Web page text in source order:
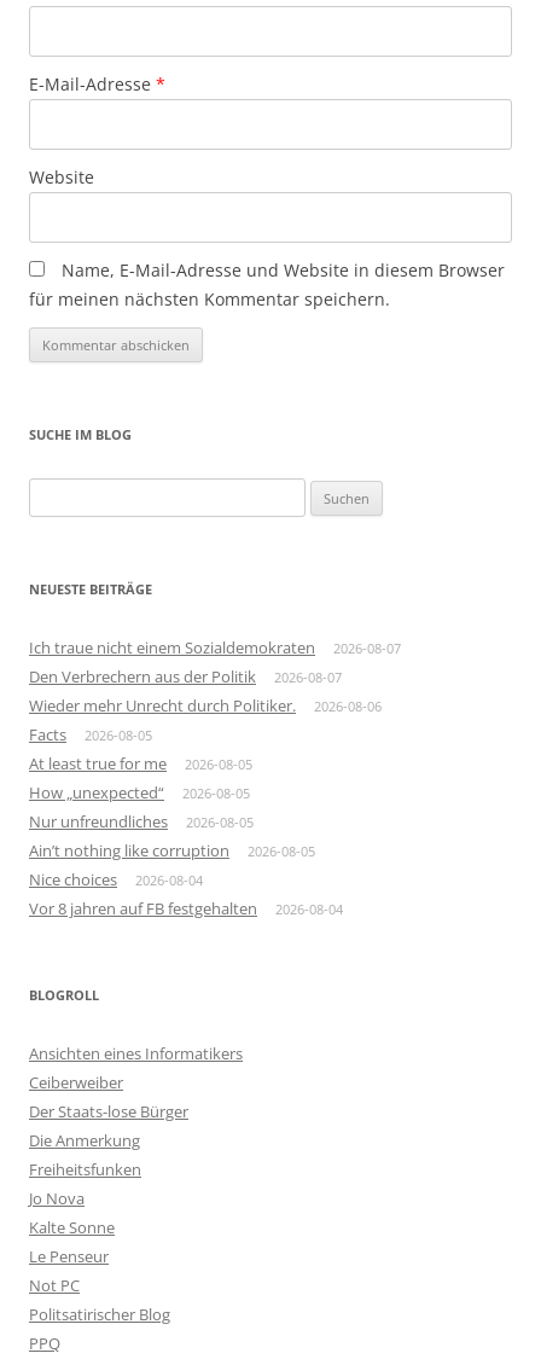
E-Mail-Adresse *
Website
Name, E-Mail-Adresse und Website in diesem Browser
für meinen nächsten Kommentar speichern.
SUCHE IM BLOG
nach:
NEUESTE BEITRÄGE
Ich traue nicht einem Sozialdemokraten 2026-08-07
Den Verbrechern aus der Politik 2026-08-07
Wieder mehr Unrecht durch Politiker. 2026-08-06
Facts 2026-08-05
At least true for me 2026-08-05
How „unexpected“ 2026-08-05
Nur unfreundliches 2026-08-05
Ain’t nothing like corruption 2026-08-05
Nice choices 2026-08-04
Vor 8 jahren auf FB festgehalten 2026-08-04
BLOGROLL
Ansichten eines Informatikers
Ceiberweiber
Der Staats-lose Bürger
Die Anmerkung
Freiheitsfunken
Jo Nova
Kalte Sonne
Le Penseur
Not PC
Politsatirischer Blog
PPQ